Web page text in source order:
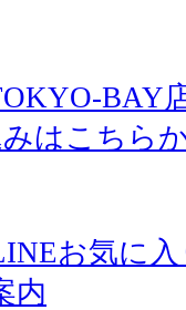
BAY
はこちら
お気に
内